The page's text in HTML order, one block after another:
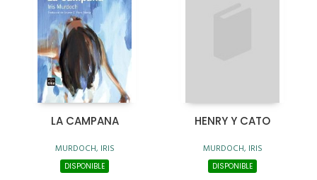
LA CAMPANA
MURDOCH, IRIS
DISPONIBLE
HENRY Y CATO
MURDOCH, IRIS
DISPONIBLE